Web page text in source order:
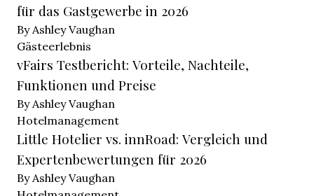
für das Gastgewerbe in 2026
By Ashley Vaughan
Gästeerlebnis
vFairs Testbericht: Vorteile, Nachteile,
Funktionen und Preise
By Ashley Vaughan
Hotelmanagement
Little Hotelier vs. innRoad: Vergleich und
Expertenbewertungen für 2026
By Ashley Vaughan